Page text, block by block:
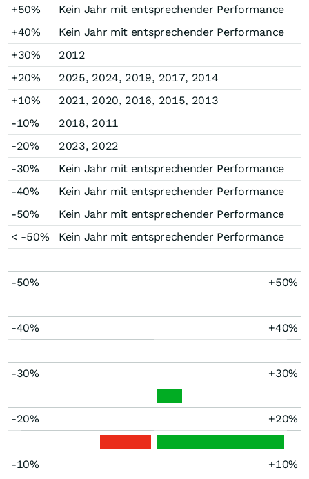
+50%
Kein Jahr mit entsprechender Performance
+40%
Kein Jahr mit entsprechender Performance
+30%
2012
+20%
2025, 2024, 2019, 2017, 2014
+10%
2021, 2020, 2016, 2015, 2013
-10%
2018, 2011
-20%
2023, 2022
-30%
Kein Jahr mit entsprechender Performance
-40%
Kein Jahr mit entsprechender Performance
-50%
Kein Jahr mit entsprechender Performance
< -50%
Kein Jahr mit entsprechender Performance
-50% +50%
-40% +40%
-30% +30%
-20% +20%
-10% +10%